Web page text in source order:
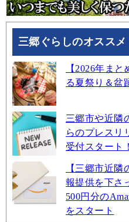
三郷ぐらしのオススメ
【2026年ま
る夏祭り＆盆
三郷市や近隣
らのプレスリ
受付スタート！
【三郷市近
報提供を下さ
500円分の
をスタート